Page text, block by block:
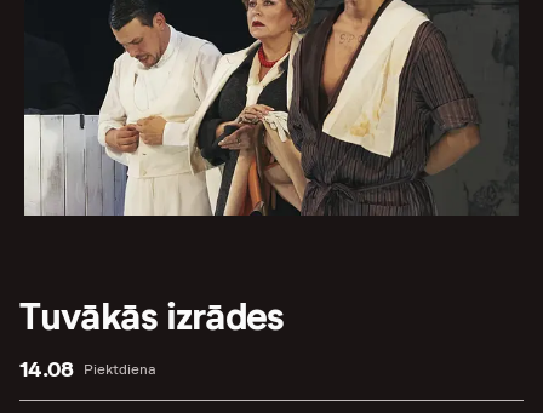
Tuvākās izrādes
Piektdiena
14.08